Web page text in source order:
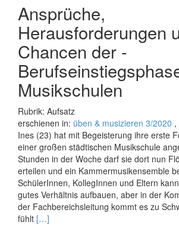
Ansprüche,
Herausforderungen
Chancen der ­
Musikschulen
Rubrik: Aufsatz
erschienen in: üben & musizieren 3/2020 ,
Ines (23) hat mit Begeisterung ihre erste
einer großen städtischen Musikschule
Stunden in der Woche darf sie dort nun
erteilen und ein Kammermusikensemble
SchülerInnen, KollegInnen und Eltern
gutes Verhältnis aufbauen, aber in der
der Fachbereichsleitung kommt es zu
fühlt Read
[…]